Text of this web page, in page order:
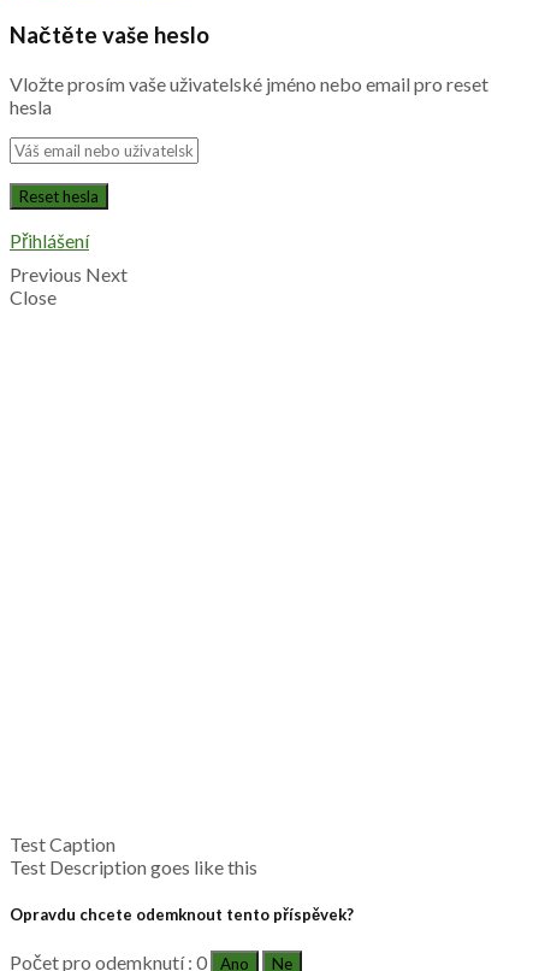
Načtěte vaše heslo
Vložte prosím vaše uživatelské jméno nebo email pro reset
hesla
Přihlášení
Previous Next
Close
Test Caption
Test Description goes like this
Opravdu chcete odemknout tento příspěvek?
Počet pro odemknutí : 0 Ano Ne